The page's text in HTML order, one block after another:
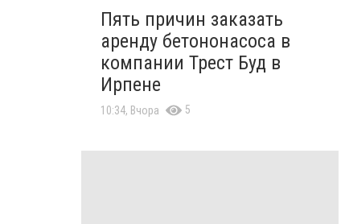
Пять причин заказать
аренду бетононасоса в
компании Трест Буд в
Ирпене
10:34, Вчора 5